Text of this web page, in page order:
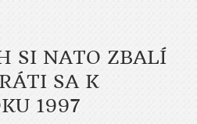
SI NATO ZBALÍ
SA K
1997